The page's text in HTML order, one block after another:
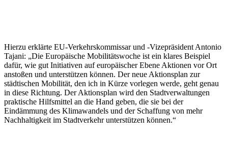
Hierzu erklärte EU-Verkehrskommissar und -Vizepräsident Antonio
Tajani: „Die Europäische Mobilitätswoche ist ein klares Beispiel
dafür, wie gut Initiativen auf europäischer Ebene Aktionen vor Ort
anstoßen und unterstützen können. Der neue Aktionsplan zur
städtischen Mobilität, den ich in Kürze vorlegen werde, geht genau
in diese Richtung. Der Aktionsplan wird den Stadtverwaltungen
praktische Hilfsmittel an die Hand geben, die sie bei der
Eindämmung des Klimawandels und der Schaffung von mehr
Nachhaltigkeit im Stadtverkehr unterstützen können.“